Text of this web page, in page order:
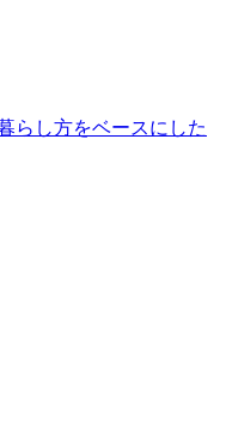
らし方をベースにした